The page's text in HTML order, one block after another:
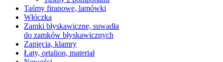
Taśmy firanowe, lamówki
Włóczka
Zamki błyskawiczne, suwadła
do zamków błyskawicznych
Zapięcia, klamry
Łaty, ortalion, materiał